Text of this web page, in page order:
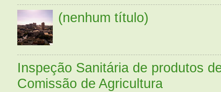
(nenhum título)
Inspeção Sanitária de produtos
Comissão de Agricultura